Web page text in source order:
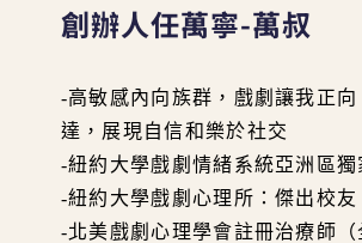
創辦人任萬寧-萬叔
-高敏感內向族群，戲劇讓我正向
達，展現自信和樂於社交
-紐約大學戲劇情緒系統亞洲區獨
-紐約大學戲劇心理所：傑出校友
-北美戲劇心理學會註冊治療師（